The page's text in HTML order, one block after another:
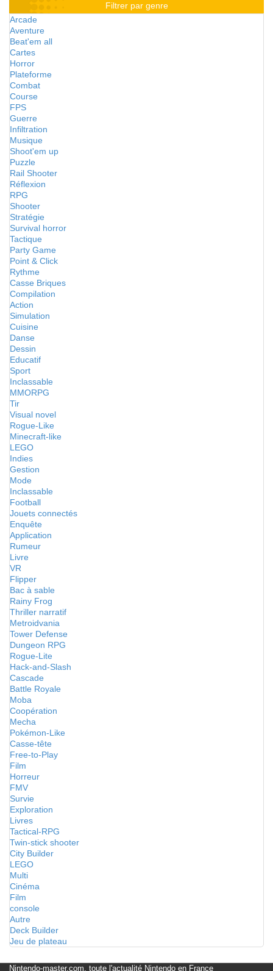
Filtrer par genre
Arcade
Aventure
Beat'em all
Cartes
Horror
Plateforme
Combat
Course
FPS
Guerre
Infiltration
Musique
Shoot'em up
Puzzle
Rail Shooter
Réflexion
RPG
Shooter
Stratégie
Survival horror
Tactique
Party Game
Point & Click
Rythme
Casse Briques
Compilation
Action
Simulation
Cuisine
Danse
Dessin
Educatif
Sport
Inclassable
MMORPG
Tir
Visual novel
Rogue-Like
Minecraft-like
LEGO
Indies
Gestion
Mode
Inclassable
Football
Jouets connectés
Enquête
Application
Rumeur
Livre
VR
Flipper
Bac à sable
Rainy Frog
Thriller narratif
Metroidvania
Tower Defense
Dungeon RPG
Rogue-Lite
Hack-and-Slash
Cascade
Battle Royale
Moba
Coopération
Mecha
Pokémon-Like
Casse-tête
Free-to-Play
Film
Horreur
FMV
Survie
Exploration
Livres
Tactical-RPG
Twin-stick shooter
City Builder
LEGO
Multi
Cinéma
Film
console
Autre
Deck Builder
Jeu de plateau
Nintendo-master.com, toute l'actualité Nintendo en France